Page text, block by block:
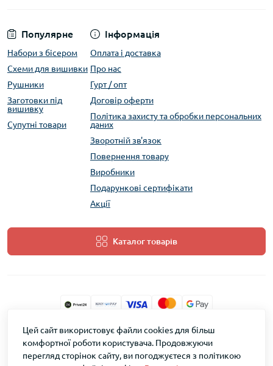
Популярне
Набори з бісером
Схеми для вишивки
Рушники
Заготовки під
вишивку
Супутні товари
Інформація
Оплата і доставка
Про нас
Гурт / опт
Договір оферти
Політика захисту та обробки персональних
даних
Зворотній зв'язок
Повернення товару
Виробники
Подарункові сертифікати
Акції
Каталог товарів
ТМ Скарб © 2026
Цей сайт використовує файли cookies для більш
комфортної роботи користувача. Продовжуючи
перегляд сторінок сайту, ви погоджуєтеся з політикою